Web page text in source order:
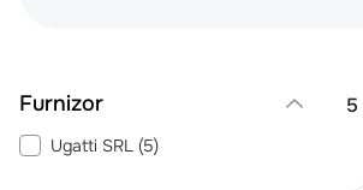
Ugatti SRL (5)
5